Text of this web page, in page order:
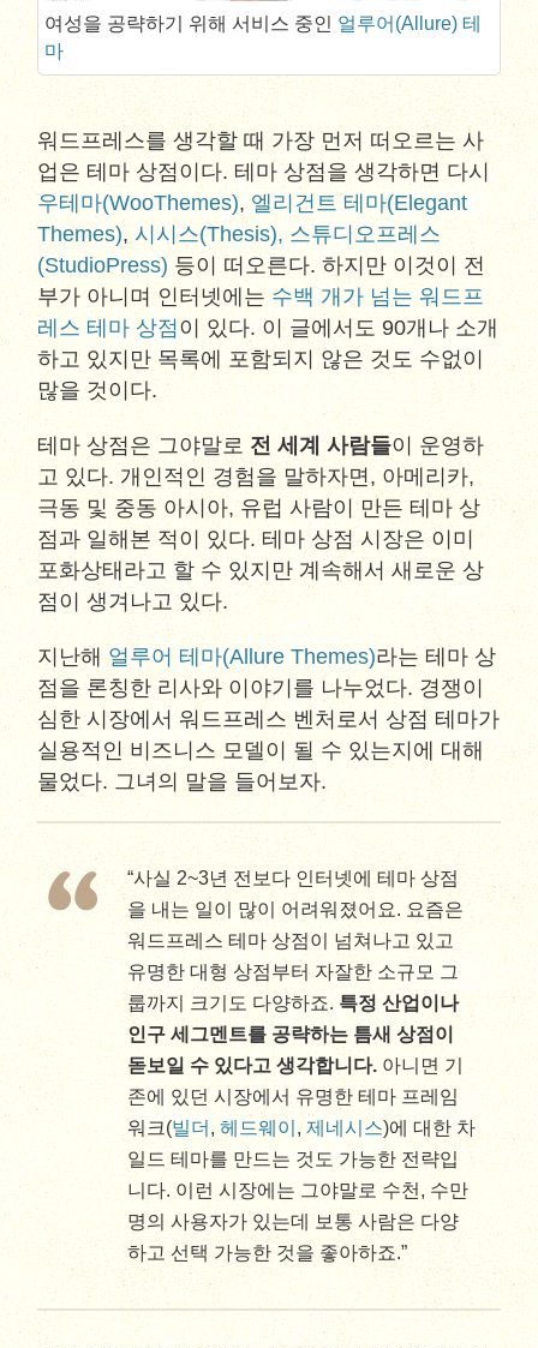
여성을 공략하기 위해 서비스 중인 얼루어(Allure) 테
마
워드프레스를 생각할 때 가장 먼저 떠오르는 사
업은 테마 상점이다. 테마 상점을 생각하면 다시
우테마(WooThemes),엘리건트 테마(Elegant
Themes),시시스(Thesis), 스튜디오프레스
(StudioPress) 등이 떠오른다. 하지만 이것이 전
부가 아니며 인터넷에는 수백 개가 넘는 워드프
레스 테마 상점이 있다. 이 글에서도 90개나 소개
하고 있지만 목록에 포함되지 않은 것도 수없이
많을 것이다.
테마 상점은 그야말로 전 세계 사람들이 운영하
고 있다. 개인적인 경험을 말하자면, 아메리카,
극동 및 중동 아시아, 유럽 사람이 만든 테마 상
점과 일해본 적이 있다. 테마 상점 시장은 이미
포화상태라고 할 수 있지만 계속해서 새로운 상
점이 생겨나고 있다.
지난해 얼루어 테마(Allure Themes)라는 테마 상
점을 론칭한 리사와 이야기를 나누었다. 경쟁이
심한 시장에서 워드프레스 벤처로서 상점 테마가
실용적인 비즈니스 모델이 될 수 있는지에 대해
물었다. 그녀의 말을 들어보자.
“사실 2~3년 전보다 인터넷에 테마 상점
을 내는 일이 많이 어려워졌어요. 요즘은
워드프레스 테마 상점이 넘쳐나고 있고
유명한 대형 상점부터 자잘한 소규모 그
룹까지 크기도 다양하죠. 특정 산업이나
인구 세그멘트를 공략하는 틈새 상점이
돋보일 수 있다고 생각합니다. 아니면 기
존에 있던 시장에서 유명한 테마 프레임
워크(빌더 ,헤드웨이 ,제네시스)에 대한 차
일드 테마를 만드는 것도 가능한 전략입
니다. 이런 시장에는 그야말로 수천, 수만
명의 사용자가 있는데 보통 사람은 다양
하고 선택 가능한 것을 좋아하죠.”